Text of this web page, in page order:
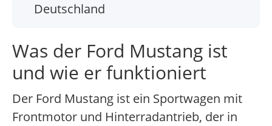
Deutschland
Was der Ford Mustang ist
und wie er funktioniert
Der Ford Mustang ist ein Sportwagen mit
Frontmotor und Hinterradantrieb, der in